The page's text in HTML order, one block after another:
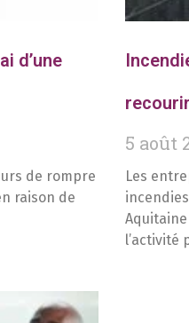
d’une
de rompre
raison de
5 août
Les
l’activité